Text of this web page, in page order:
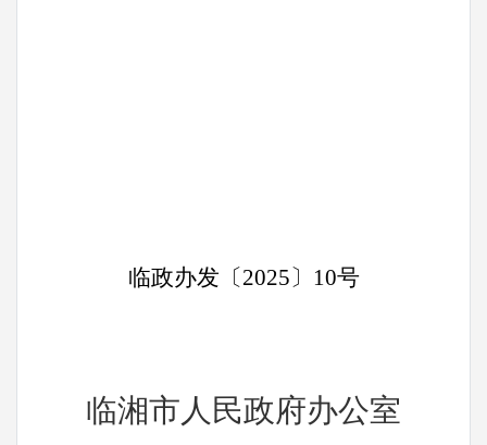
临政办发〔2025〕 10号
临湘市人民政府办公室